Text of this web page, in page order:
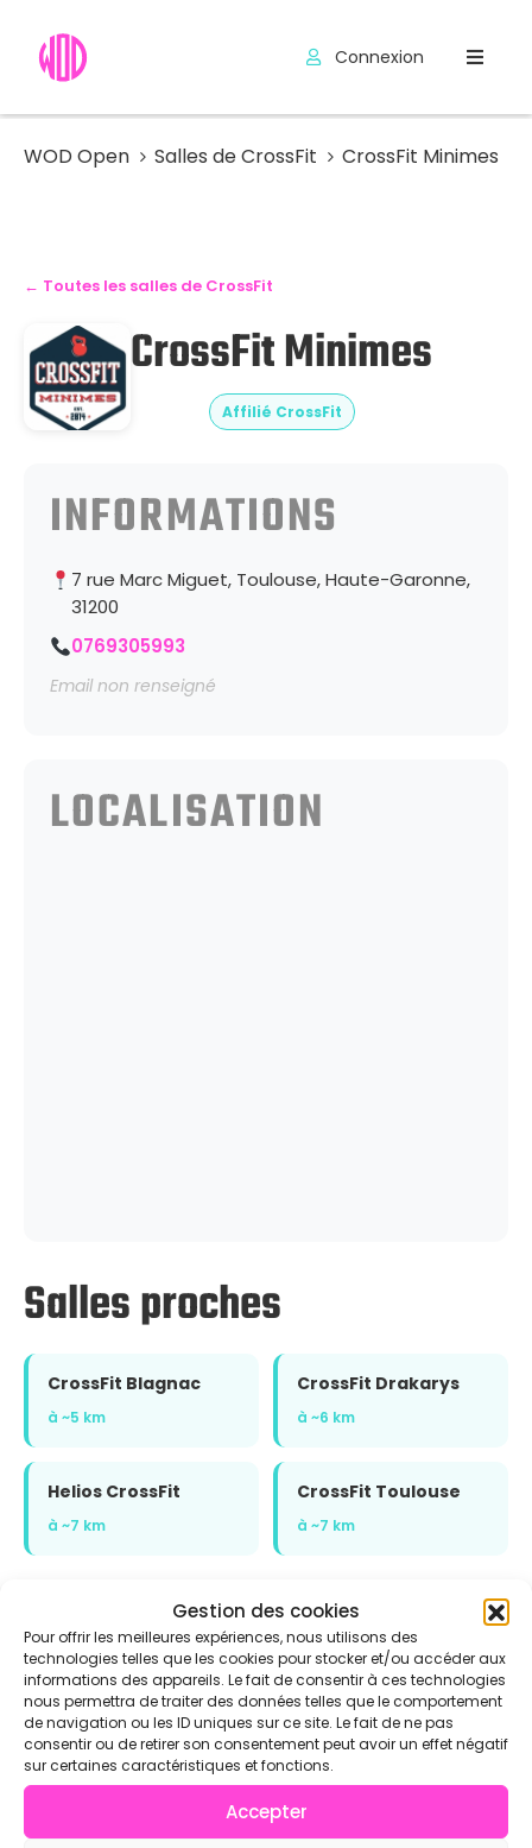
Gestion des cookies
Pour offrir les meilleures expériences, nous utilisons des
technologies telles que les cookies pour stocker et/ou accéder aux
informations des appareils. Le fait de consentir à ces technologies
nous permettra de traiter des données telles que le comportement
de navigation ou les ID uniques sur ce site. Le fait de ne pas
consentir ou de retirer son consentement peut avoir un effet négatif
sur certaines caractéristiques et fonctions.
Accepter
Hyrox
Outils
Codes
Connexion
WOD Open Salles de CrossFit CrossFit Minimes
← Toutes les salles de CrossFit
CrossFit Minimes
Affilié CrossFit
INFORMATIONS
7 rue Marc Miguet, Toulouse, Haute-Garonne,
31200
0769305993
Email non renseigné
LOCALISATION
Salles proches
CrossFit Blagnac
à ~5 km
CrossFit Drakarys
à ~6 km
Helios CrossFit
à ~7 km
CrossFit Toulouse
à ~7 km
Voir l'annuaire complet sur CrossFit.com →